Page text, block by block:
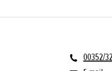
00352/